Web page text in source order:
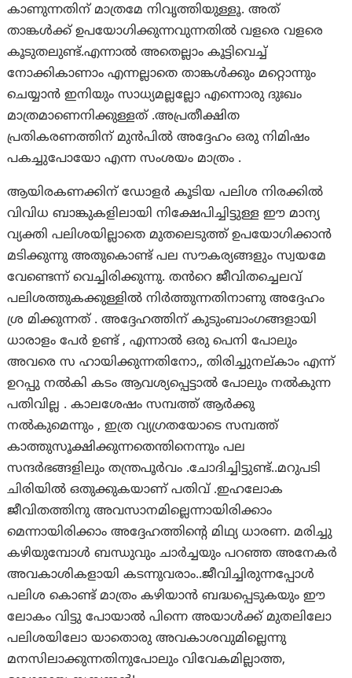
കാണുന്നതിന് മാത്രമേ നിവൃത്തിയുള്ളൂ. അത്
താങ്കൾക്ക് ഉപയോഗിക്കുന്നവുന്നതിൽ വളരെ വളരെ
കൂടുതലുണ്ട്.എന്നാൽ അതെല്ലാം കൂട്ടിവെച്ച്
നോക്കികാണാം എന്നല്ലാതെ താങ്കൾക്കും മറ്റൊന്നും
ചെയ്യാൻ ഇനിയും സാധ്യമല്ലല്ലോ എന്നൊരു ദുഃഖം
മാത്രമാണെനിക്കുള്ളത് .അപ്രതീക്ഷിത
പ്രതികരണത്തിന് മുൻപിൽ അദ്ദേഹം ഒരു നിമിഷം
പകച്ചുപോയോ എന്ന സംശയം മാത്രം .
ആയിരകണക്കിന് ഡോളർ കൂടിയ പലിശ നിരക്കിൽ
വിവിധ ബാങ്കുകളിലായി നിക്ഷേപിച്ചിട്ടുള്ള ഈ മാന്യ
വ്യക്തി പലിശയില്ലാതെ മുതലെടുത്ത് ഉപയോഗിക്കാൻ
മടിക്കുന്നു അതുകൊണ്ട് പല സൗകര്യങ്ങളും സ്വയമേ
വേണ്ടെന്ന് വെച്ചിരിക്കുന്നു. തൻറെ ജീവിതച്ചെലവ്
പലിശത്തുകക്കുള്ളിൽ നിർത്തുന്നതിനാണു അദ്ദേഹം
ശ്ര മിക്കുന്നത് . അദ്ദേഹത്തിന് കുടുംബാംഗങ്ങളായി
ധാരാളം പേർ ഉണ്ട് , എന്നാൽ ഒരു പെനി പോലും
അവരെ സ ഹായിക്കുന്നതിനോ,, തിരിച്ചുനല്കാം എന്ന്
ഉറപ്പു നൽകി കടം ആവശ്യപ്പെട്ടാൽ പോലും നൽകുന്ന
പതിവില്ല . കാലശേഷം സമ്പത്ത് ആർക്കു
നൽകുമെന്നും , ഇത്ര വ്യഗ്രതയോടെ സമ്പത്ത്
കാത്തുസൂക്ഷിക്കുന്നതെന്തിനെന്നും പല
സന്ദർഭങ്ങളിലും തന്ത്രപൂർവം .ചോദിച്ചിട്ടുണ്ട്..മറുപടി
ചിരിയിൽ ഒതുക്കുകയാണ് പതിവ് .ഇഹലോക
ജീവിതത്തിനു അവസാനമില്ലെന്നായിരിക്കാം
മെന്നായിരിക്കാം അദ്ദേഹത്തിന്റെ മിഥ്യ ധാരണ. മരിച്ചു
കഴിയുമ്പോൾ ബന്ധുവും ചാർച്ചയും പറഞ്ഞ അനേകർ
അവകാശികളായി കടന്നുവരാം..ജീവിച്ചിരുന്നപ്പോൾ
പലിശ കൊണ്ട് മാത്രം കഴിയാൻ ബദ്ധപ്പെടുകയും ഈ
ലോകം വിട്ടു പോയാൽ പിന്നെ അയാൾക്ക് മുതലിലോ
പലിശയിലോ യാതൊരു അവകാശവുമില്ലെന്നു
മനസിലാക്കുന്നതിനുപോലും വിവേകമില്ലാത്ത,